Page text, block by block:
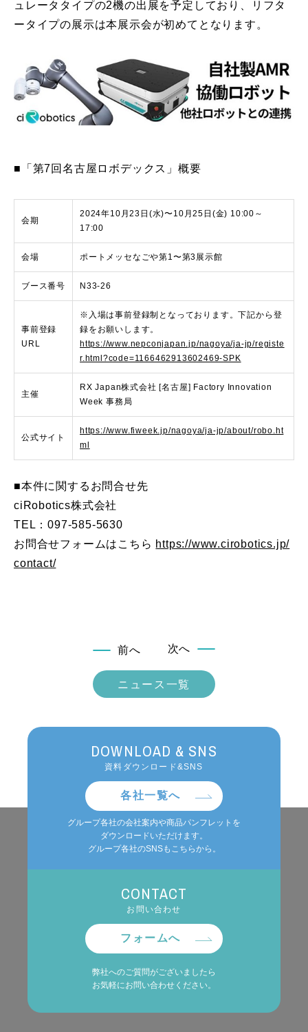
ュレータタイプの2機の出展を予定しており、リフタ
ータイプの展示は本展示会が初めてとなります。
■「第7回名古屋ロボデックス」概要
会期
2024年10月23日(水)〜10月25日(金) 10:00～
17:00
会場 ポートメッセなごや第1〜第3展示館
ブース番号 N33-26
事前登録
URL
※入場は事前登録制となっております。下記から登
録をお願いします。
https://www.nepconjapan.jp/nagoya/ja-jp/registe
r.html?code=1166462913602469-SPK
主催
RX Japan株式会社 [名古屋] Factory Innovation
Week 事務局
公式サイト
https://www.fiweek.jp/nagoya/ja-jp/about/robo.ht
ml
■本件に関するお問合せ先
ciRobotics株式会社
TEL：097-585-5630
お問合せフォームはこちら https://www.cirobotics.jp/
contact/
前へ
ニュース一覧
次へ
DOWNLOAD & SNS
資料ダウンロード&SNS
各社一覧へ
グループ各社の会社案内や商品パンフレットを
ダウンロードいただけます。
グループ各社のSNSもこちらから。
CONTACT
お問い合わせ
フォームへ
弊社へのご質問がございましたら
お気軽にお問い合わせください。